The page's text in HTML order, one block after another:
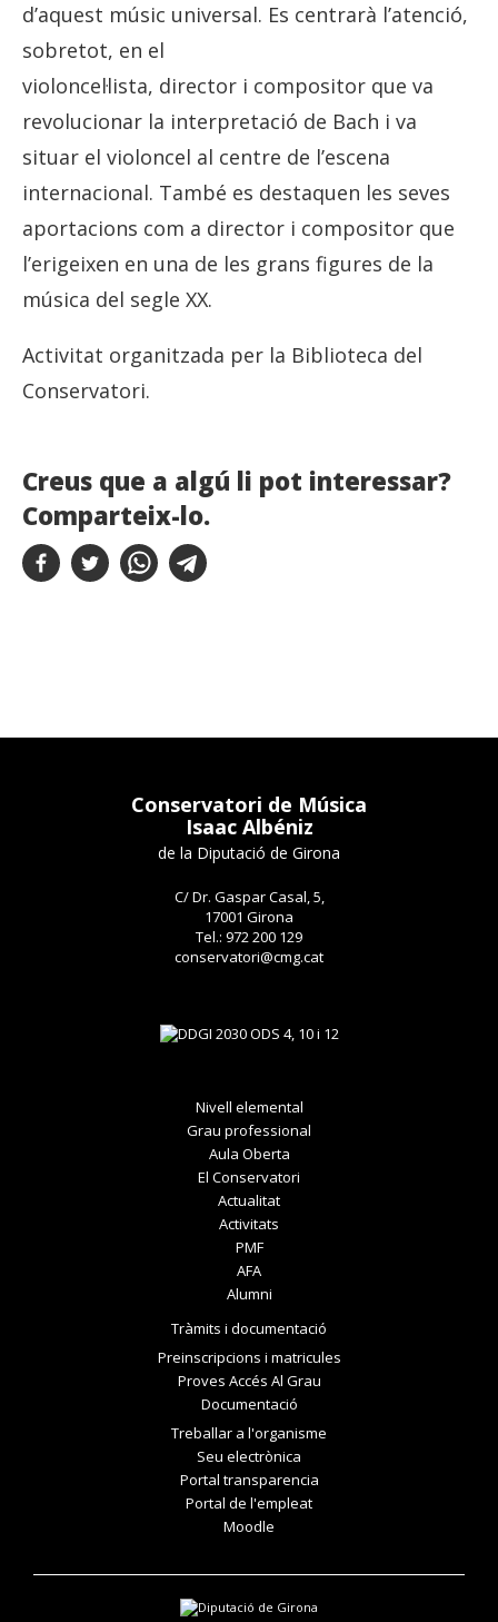
d’aquest músic universal. Es centrarà l’atenció,
sobretot, en el
violoncel·lista, director i compositor que va
revolucionar la interpretació de Bach i va
situar el violoncel al centre de l’escena
internacional. També es destaquen les seves
aportacions com a director i compositor que
l’erigeixen en una de les grans figures de la
música del segle XX.
Activitat organitzada per la Biblioteca del
Conservatori.
Creus que a algú li pot interessar?
Comparteix-lo.
Conservatori de Música
Isaac Albéniz
de la Diputació de Girona
C/ Dr. Gaspar Casal, 5,
17001 Girona
Tel.: 972 200 129
conservatori@cmg.cat
Nivell elemental
Grau professional
Aula Oberta
El Conservatori
Actualitat
Activitats
PMF
AFA
Alumni
Tràmits i documentació
Preinscripcions i matricules
Proves Accés Al Grau
Documentació
Treballar a l'organisme
Seu electrònica
Portal transparencia
Portal de l'empleat
Moodle